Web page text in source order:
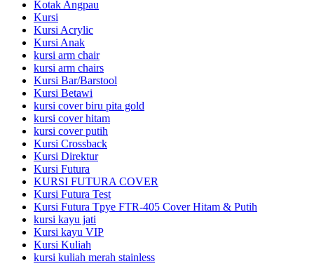
Kotak Angpau
Kursi
Kursi Acrylic
Kursi Anak
kursi arm chair
kursi arm chairs
Kursi Bar/Barstool
Kursi Betawi
kursi cover biru pita gold
kursi cover hitam
kursi cover putih
Kursi Crossback
Kursi Direktur
Kursi Futura
KURSI FUTURA COVER
Kursi Futura Test
Kursi Futura Tpye FTR-405 Cover Hitam & Putih
kursi kayu jati
Kursi kayu VIP
Kursi Kuliah
kursi kuliah merah stainless